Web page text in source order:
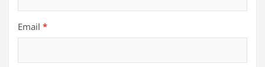
Email *